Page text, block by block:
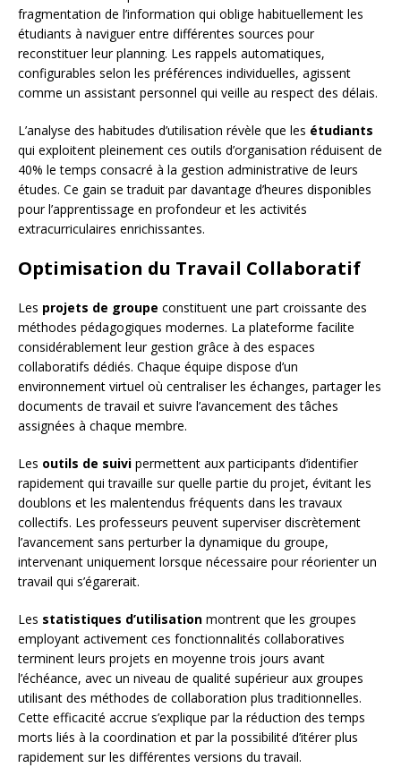
fragmentation de l’information qui oblige habituellement les
étudiants à naviguer entre différentes sources pour
reconstituer leur planning. Les rappels automatiques,
configurables selon les préférences individuelles, agissent
comme un assistant personnel qui veille au respect des délais.
L’analyse des habitudes d’utilisation révèle que les étudiants
qui exploitent pleinement ces outils d’organisation réduisent de
40% le temps consacré à la gestion administrative de leurs
études. Ce gain se traduit par davantage d’heures disponibles
pour l’apprentissage en profondeur et les activités
extracurriculaires enrichissantes.
Optimisation du Travail Collaboratif
Les projets de groupe constituent une part croissante des
méthodes pédagogiques modernes. La plateforme facilite
considérablement leur gestion grâce à des espaces
collaboratifs dédiés. Chaque équipe dispose d’un
environnement virtuel où centraliser les échanges, partager les
documents de travail et suivre l’avancement des tâches
assignées à chaque membre.
Les outils de suivi permettent aux participants d’identifier
rapidement qui travaille sur quelle partie du projet, évitant les
doublons et les malentendus fréquents dans les travaux
collectifs. Les professeurs peuvent superviser discrètement
l’avancement sans perturber la dynamique du groupe,
intervenant uniquement lorsque nécessaire pour réorienter un
travail qui s’égarerait.
Les statistiques d’utilisation montrent que les groupes
employant activement ces fonctionnalités collaboratives
terminent leurs projets en moyenne trois jours avant
l’échéance, avec un niveau de qualité supérieur aux groupes
utilisant des méthodes de collaboration plus traditionnelles.
Cette efficacité accrue s’explique par la réduction des temps
morts liés à la coordination et par la possibilité d’itérer plus
rapidement sur les différentes versions du travail.